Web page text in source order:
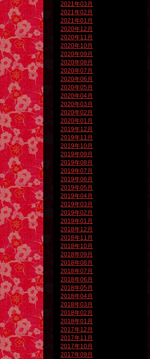
2021年03月
2021年02月
2021年01月
2020年12月
2020年11月
2020年10月
2020年09月
2020年08月
2020年07月
2020年06月
2020年05月
2020年04月
2020年03月
2020年02月
2020年01月
2019年12月
2019年11月
2019年10月
2019年09月
2019年08月
2019年07月
2019年06月
2019年05月
2019年04月
2019年03月
2019年02月
2019年01月
2018年12月
2018年11月
2018年10月
2018年09月
2018年08月
2018年07月
2018年06月
2018年05月
2018年04月
2018年03月
2018年02月
2018年01月
2017年12月
2017年11月
2017年10月
2017年09月